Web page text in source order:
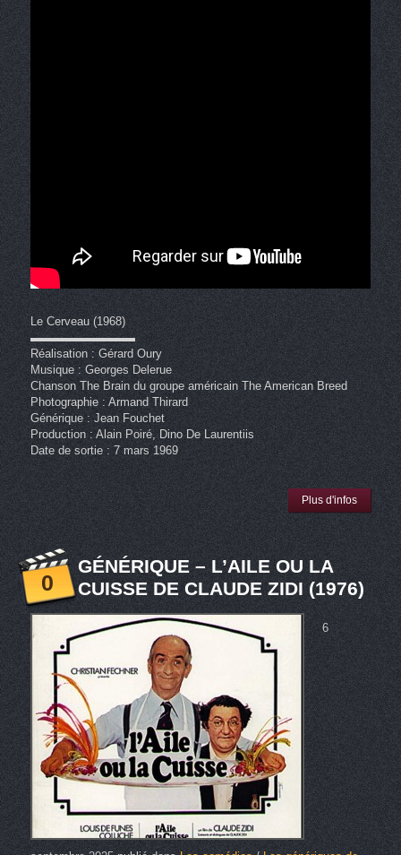
Le Cerveau (1968)
▬▬▬▬▬▬▬▬▬
Réalisation : Gérard Oury
Musique : Georges Delerue
Chanson The Brain du groupe américain The American Breed
Photographie : Armand Thirard
Générique : Jean Fouchet
Production : Alain Poiré, Dino De Laurentiis
Date de sortie : 7 mars 1969
Plus d'infos
0
GÉNÉRIQUE – L’AILE OU LA
CUISSE DE CLAUDE ZIDI (1976)
6